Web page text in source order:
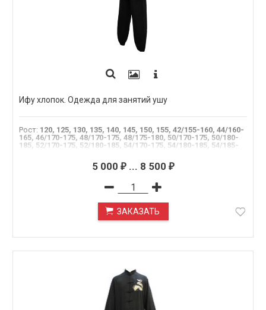
Ифу хлопок. Одежда для занятий ушу
Рост: 120, 125, 130, 135, 140, 145, 150, 155, 42/155-160, 44/160-
165, 46/170-175, 48/170-175, 48/175-180, 50/170-175, 50/180-
185, 52/170-175, 52/180-185, 54/170-175, 54/180-185, 54/185-
5 000 ₽... 8 500 ₽
ЗАКАЗАТЬ